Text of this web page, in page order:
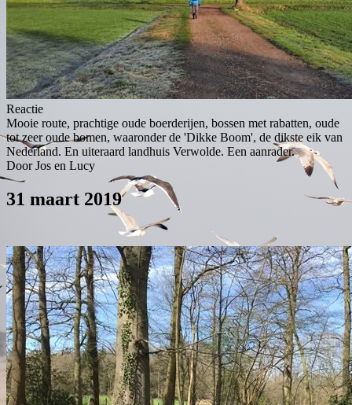
Reactie
Mooie route, prachtige oude boerderijen, bossen met rabatten, oude
tot zeer oude bomen, waaronder de 'Dikke Boom', de dikste eik van
Nederland. En uiteraard landhuis Verwolde. Een aanrader.
Door Jos en Lucy
31 maart 2019